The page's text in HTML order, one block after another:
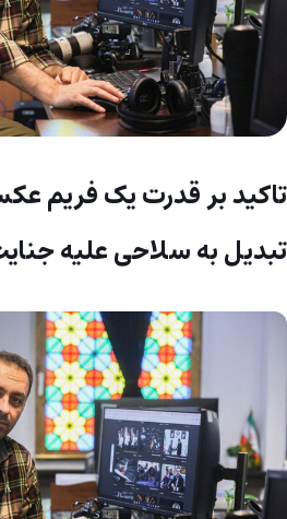
تاکید بر قدرت یک فریم
تبدیل به سلاحی علیه